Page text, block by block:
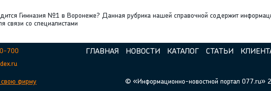
Гимназия №1 в Воронеже? Данная рубрика нашей справочной содержит
связи со специалистами
700
фирму
ГЛАВНАЯ НОВОСТИ КАТАЛОГ СТАТЬИ
© «Информационно-новостной портал 077.ru»